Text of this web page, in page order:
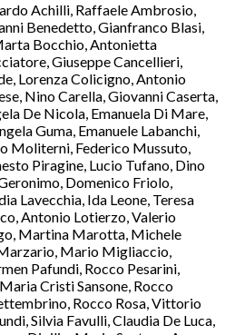
Achilli, Raffaele Ambrosio,
Benedetto, Gianfranco Blasi,
Bocchio, Antonietta
Giuseppe Cancellieri,
Lorenza Colicigno, Antonio
Nino Carella, Giovanni Caserta,
De Nicola, Emanuela Di Mare,
Guma, Emanuele Labanchi,
Moliterni, Federico Mussuto,
Piragine, Lucio Tufano, Dino
Domenico Friolo,
Lavecchia, Ida Leone, Teresa
Antonio Lotierzo, Valerio
Martina Marotta, Michele
Mario Migliaccio,
Pafundi, Rocco Pesarini,
Cristi Sansone, Rocco
Rocco Rosa, Vittorio
Silvia Favulli, Claudia De Luca,